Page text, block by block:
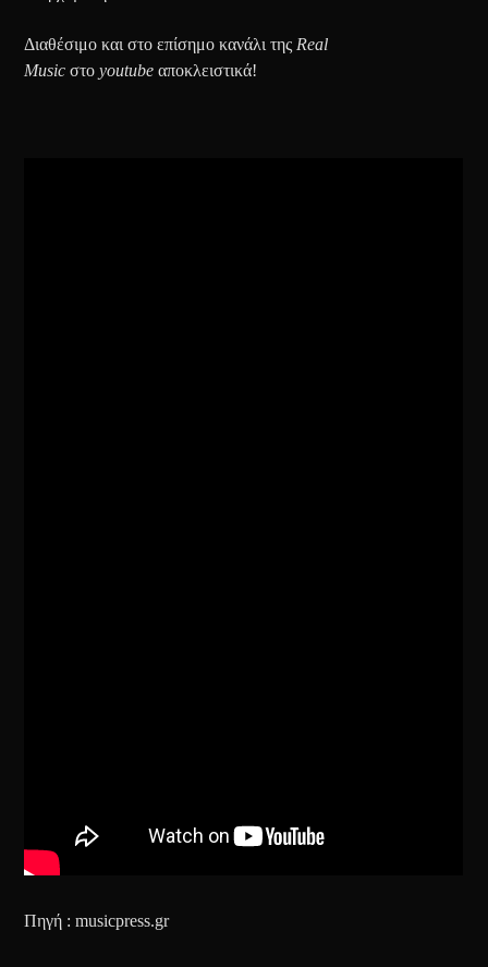
Διαθέσιμο και στο επίσημο κανάλι της Real
Music στοyoutube αποκλειστικά!
Πηγή : musicpress.gr